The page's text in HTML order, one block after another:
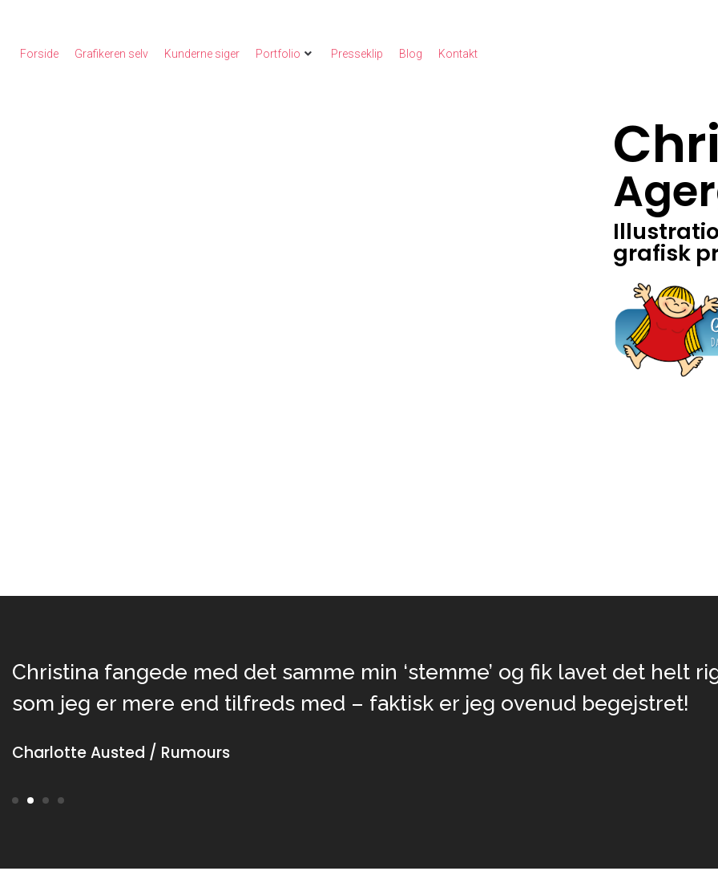
Forside Grafikeren selv Kunderne siger Portfolio Presseklip Blog Kontakt
grafisk
Christina fangede med det samme min ‘stemme’ og fik lavet det helt
som jeg er mere end tilfreds med – faktisk er jeg ovenud begejstret!
Charlotte Austed / Rumours